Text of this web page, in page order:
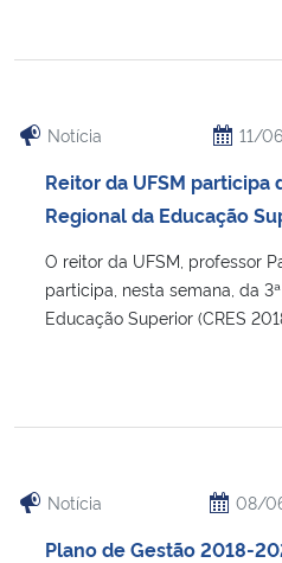
Notícia 11/
Reitor da UFSM participa
Regional da Educação
O reitor da UFSM, professor
participa, nesta semana, da
Educação Superior (CRES
Notícia 08/
Plano de Gestão 2018-